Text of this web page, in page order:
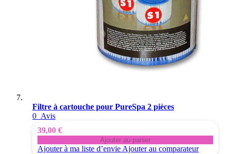
Filtre à cartouche pour PureSpa 2 pièces
0 Avis
39,00 €
Ajouter au panier
Ajouter à ma liste d’envie Ajouter au comparateur